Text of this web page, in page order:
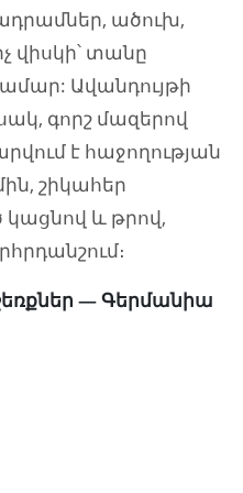
ածուխ,
վիսկի՝ տանը
Ավանդույթի
գորշ մազերով
է հաջողության
շիկահեր
և թրով,
— Գերմանիա